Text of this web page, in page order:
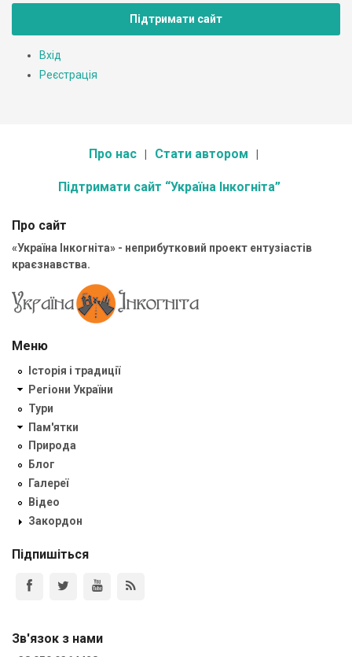
Підтримати сайт
Вхід
Реєстрація
Про нас Стати автором
Підтримати сайт “Україна Інкогніта”
Про сайт
«Україна Інкогніта» - неприбутковий проект ентузіастів
краєзнавства.
Меню
Історія і традиції
Регіони України
Тури
Пам'ятки
Природа
Блог
Галереї
Відео
Закордон
Підпишіться
Зв'язок з нами